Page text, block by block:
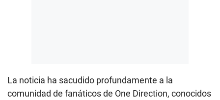
La noticia ha sacudido profundamente a la
comunidad de fanáticos de One Direction, conocidos